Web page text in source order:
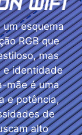
um esquema
RGB que
mas
e identidade
mãe é uma
e potência,
de
alto